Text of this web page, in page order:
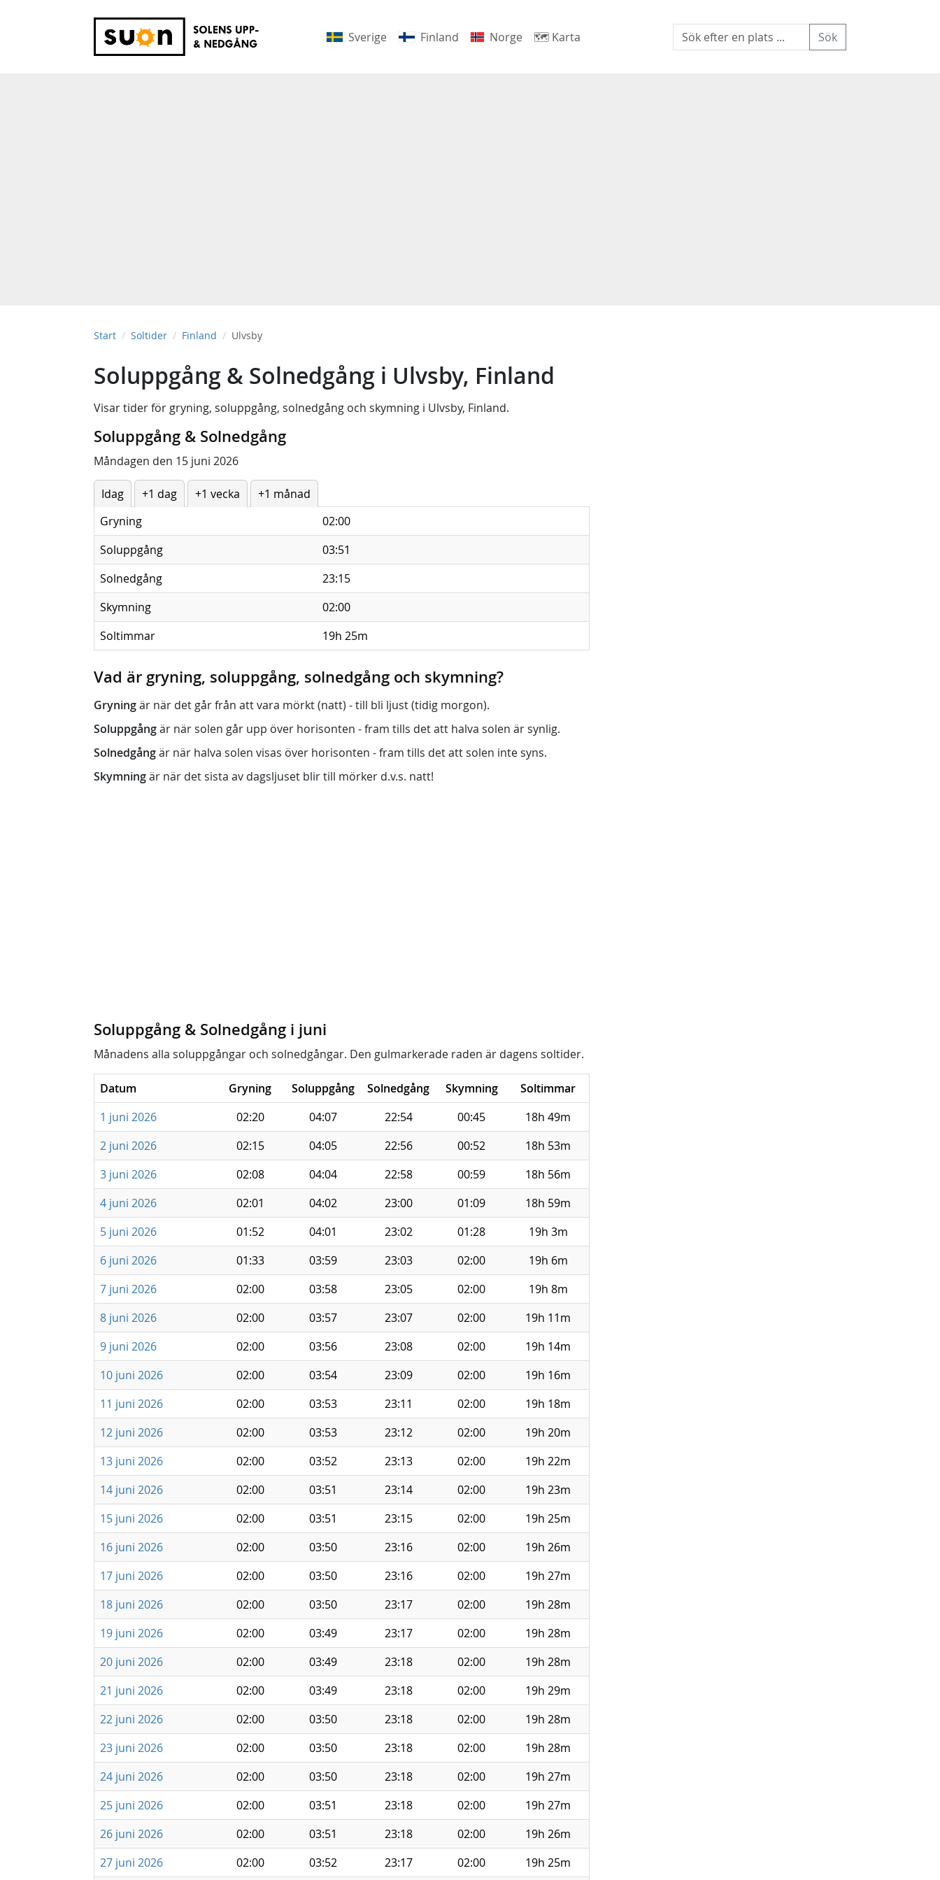
Sverige Finland Norge 🗺 Karta
Start Soltider Finland Ulvsby
Soluppgång & Solnedgång i Ulvsby, Finland
Visar tider för gryning, soluppgång, solnedgång och skymning i Ulvsby, Finland.
Soluppgång & Solnedgång
Måndagen den 15 juni 2026
Idag +1 dag +1 vecka
+1 månad
Gryning
02:00
Soluppgång
03:51
Solnedgång
23:15
Skymning
02:00
Soltimmar
19h 25m
Vad är gryning, soluppgång, solnedgång och skymning?
Gryningär när det går från att vara mörkt (natt) - till bli ljust (tidig morgon).
Soluppgångär när solen går upp över horisonten - fram tills det att halva solen är synlig.
Solnedgångär när halva solen visas över horisonten - fram tills det att solen inte syns.
Skymningär när det sista av dagsljuset blir till mörker d.v.s. natt!
Soluppgång & Solnedgång i juni
Månadens alla soluppgångar och solnedgångar. Den gulmarkerade raden är dagens soltider.
Datum Gryning Soluppgång Solnedgång Skymning
Soltimmar
1 juni 2026
02:20 04:07 22:54 00:45
18h 49m
2 juni 2026
02:15 04:05 22:56 00:52
18h 53m
3 juni 2026
02:08 04:04 22:58 00:59
18h 56m
4 juni 2026
02:01 04:02 23:00 01:09
18h 59m
5 juni 2026
01:52 04:01 23:02 01:28
19h 3m
6 juni 2026
01:33 03:59 23:03 02:00
19h 6m
7 juni 2026
02:00 03:58 23:05 02:00
19h 8m
8 juni 2026
02:00 03:57 23:07 02:00
19h 11m
9 juni 2026
02:00 03:56 23:08 02:00
19h 14m
10 juni 2026
02:00 03:54 23:09 02:00
19h 16m
11 juni 2026
02:00 03:53 23:11 02:00
19h 18m
12 juni 2026
02:00 03:53 23:12 02:00
19h 20m
13 juni 2026
02:00 03:52 23:13 02:00
19h 22m
14 juni 2026
02:00 03:51 23:14 02:00
19h 23m
15 juni 2026
02:00 03:51 23:15 02:00
19h 25m
16 juni 2026
02:00 03:50 23:16 02:00
19h 26m
17 juni 2026
02:00 03:50 23:16 02:00
19h 27m
18 juni 2026
02:00 03:50 23:17 02:00
19h 28m
19 juni 2026
02:00 03:49 23:17 02:00
19h 28m
20 juni 2026
02:00 03:49 23:18 02:00
19h 28m
21 juni 2026
02:00 03:49 23:18 02:00
19h 29m
22 juni 2026
02:00 03:50 23:18 02:00
19h 28m
23 juni 2026
02:00 03:50 23:18 02:00
19h 28m
24 juni 2026
02:00 03:50 23:18 02:00
19h 27m
25 juni 2026
02:00 03:51 23:18 02:00
19h 27m
26 juni 2026
02:00 03:51 23:18 02:00
19h 26m
27 juni 2026
02:00 03:52 23:17 02:00 19h 25m